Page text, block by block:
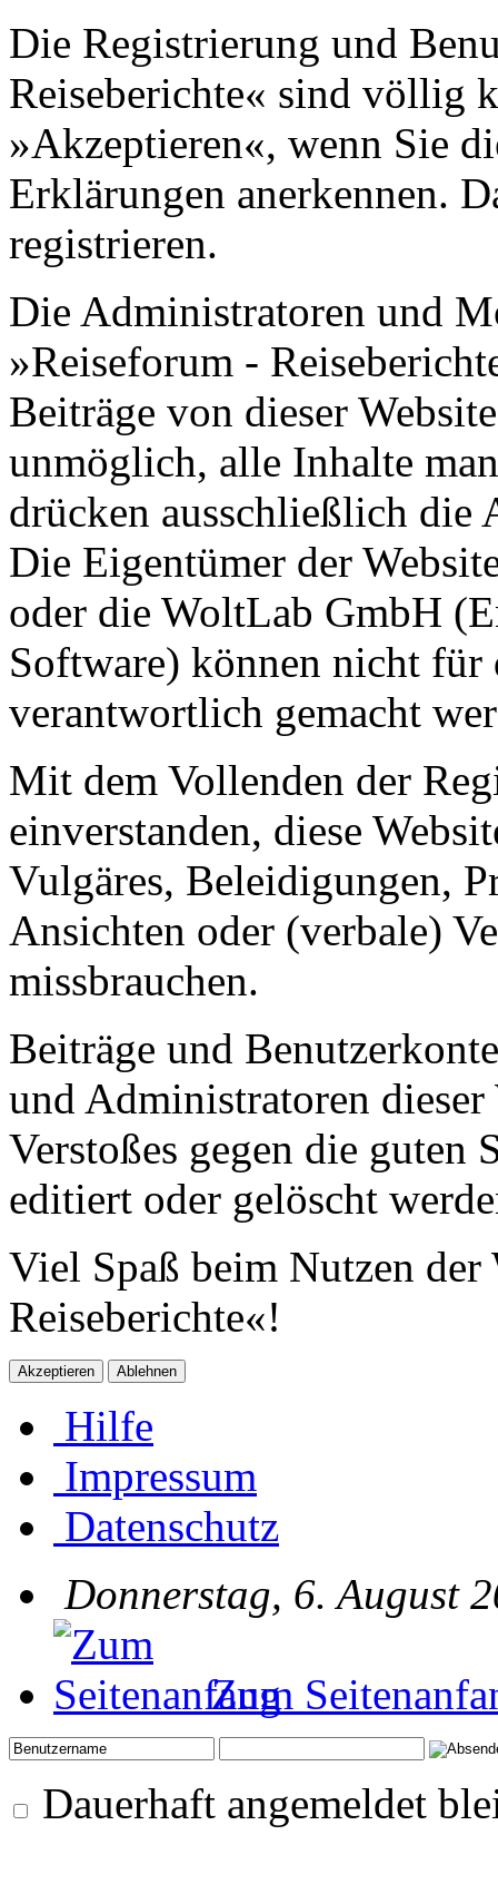
Die Registrierung und
Reiseberichte« sind völlig
»Akzeptieren«, wenn Sie
Erklärungen anerkennen.
registrieren.
Die Administratoren und
»Reiseforum -
Beiträge von dieser
unmöglich, alle Inhalte
drücken ausschließlich die
Die Eigentümer der
oder die WoltLab GmbH
Software) können nicht
verantwortlich gemacht
Mit dem Vollenden der
einverstanden, diese
Vulgäres, Beleidigungen,
Ansichten oder (verbale)
missbrauchen.
Beiträge und
und Administratoren dieser
Verstoßes gegen die guten
editiert oder gelöscht
Viel Spaß beim Nutzen der
Reiseberichte«!
Hilfe
Impressum
Datenschutz
Donnerstag, 6. August
Zum
Dauerhaft angemeldet